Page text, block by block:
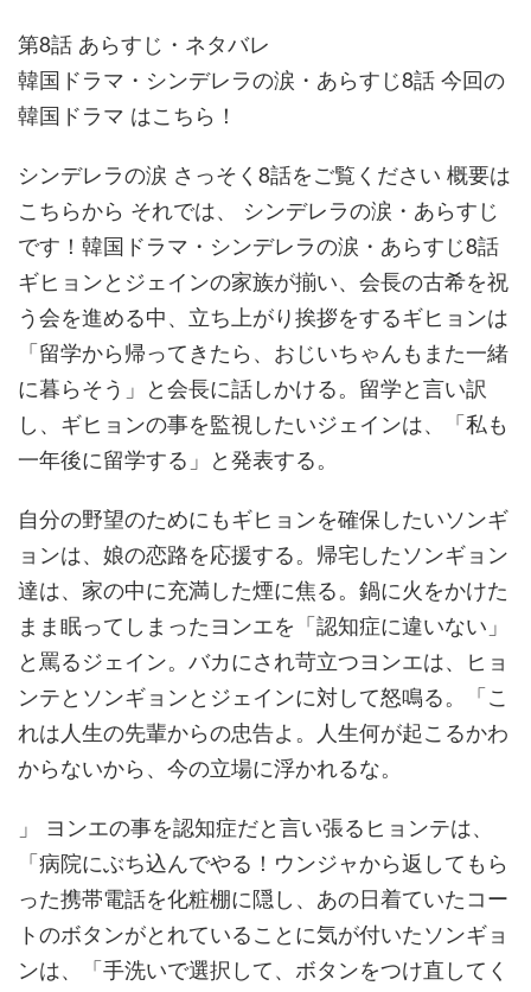
第8話 あらすじ・ネタバレ
韓国ドラマ・シンデレラの涙・あらすじ8話 今回の
韓国ドラマ はこちら！
シンデレラの涙 さっそく8話をご覧ください 概要は
こちらから それでは、 シンデレラの涙・あらすじ
です！韓国ドラマ・シンデレラの涙・あらすじ8話
ギヒョンとジェインの家族が揃い、会長の古希を祝
う会を進める中、立ち上がり挨拶をするギヒョンは
「留学から帰ってきたら、おじいちゃんもまた一緒
に暮らそう」と会長に話しかける。留学と言い訳
し、ギヒョンの事を監視したいジェインは、「私も
一年後に留学する」と発表する。
自分の野望のためにもギヒョンを確保したいソンギ
ョンは、娘の恋路を応援する。帰宅したソンギョン
達は、家の中に充満した煙に焦る。鍋に火をかけた
まま眠ってしまったヨンエを「認知症に違いない」
と罵るジェイン。バカにされ苛立つヨンエは、ヒョ
ンテとソンギョンとジェインに対して怒鳴る。「こ
れは人生の先輩からの忠告よ。人生何が起こるかわ
からないから、今の立場に浮かれるな。
」 ヨンエの事を認知症だと言い張るヒョンテは、
「病院にぶち込んでやる！ウンジャから返してもら
った携帯電話を化粧棚に隠し、あの日着ていたコー
トのボタンがとれていることに気が付いたソンギョ
ンは、「手洗いで選択して、ボタンをつけ直してく